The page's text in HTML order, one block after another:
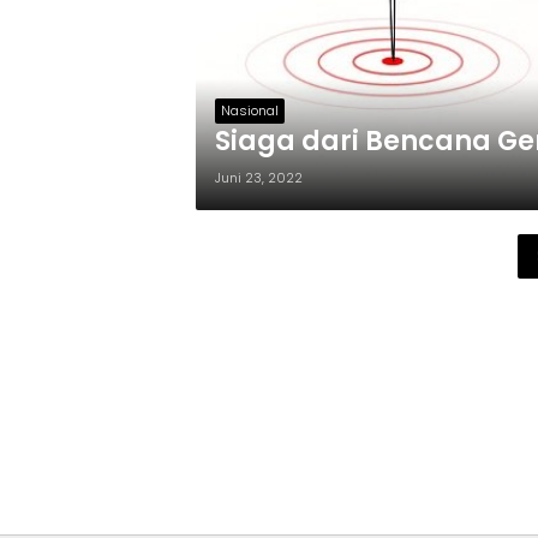
Nasional
Siaga dari Bencana
Juni 23, 2022